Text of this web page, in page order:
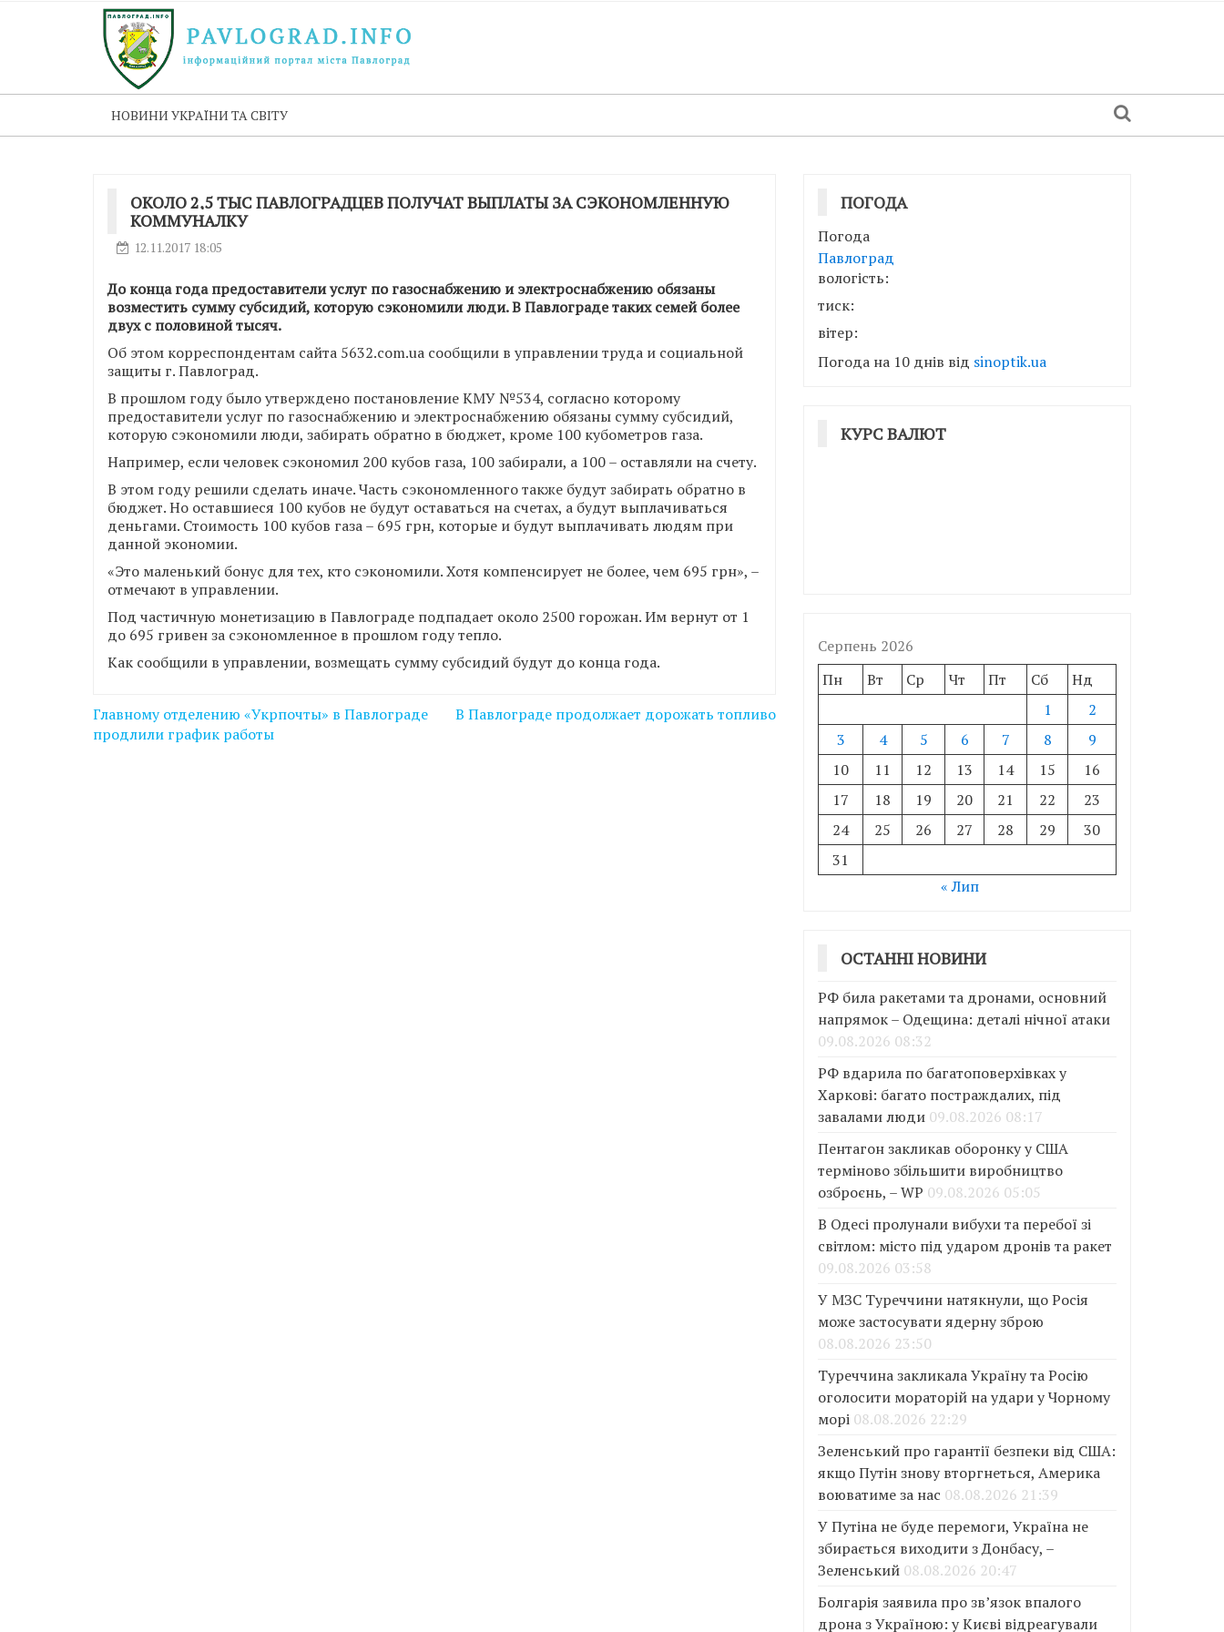
НОВИНИ УКРАЇНИ ТА СВІТУ
ОКОЛО 2,5 ТЫС ПАВЛОГРАДЦЕВ ПОЛУЧАТ ВЫПЛАТЫ ЗА СЭКОНОМЛЕННУЮ
КОММУНАЛКУ
12.11.2017 18:05
До конца года предоставители услуг по газоснабжению и электроснабжению обязаны
возместить сумму субсидий, которую сэкономили люди. В Павлограде таких семей более
двух с половиной тысяч.
Об этом корреспондентам сайта 5632.com.ua сообщили в управлении труда и социальной
защиты г. Павлоград.
В прошлом году было утверждено постановление КМУ №534, согласно которому
предоставители услуг по газоснабжению и электроснабжению обязаны сумму субсидий,
которую сэкономили люди, забирать обратно в бюджет, кроме 100 кубометров газа.
Например, если человек сэкономил 200 кубов газа, 100 забирали, а 100 – оставляли на счету.
В этом году решили сделать иначе. Часть сэкономленного также будут забирать обратно в
бюджет. Но оставшиеся 100 кубов не будут оставаться на счетах, а будут выплачиваться
деньгами. Стоимость 100 кубов газа – 695 грн, которые и будут выплачивать людям при
данной экономии.
«Это маленький бонус для тех, кто сэкономили. Хотя компенсирует не более, чем 695 грн», –
отмечают в управлении.
Под частичную монетизацию в Павлограде подпадает около 2500 горожан. Им вернут от 1
до 695 гривен за сэкономленное в прошлом году тепло.
Как сообщили в управлении, возмещать сумму субсидий будут до конца года.
Навігація
записів
Главному отделению «Укрпочты» в Павлограде
продлили график работы
В Павлограде продолжает дорожать топливо
ПОГОДА
Погода
Павлоград
вологість:
тиск:
вітер:
Погода на 10 днів від sinoptik.ua
КУРС ВАЛЮТ
Серпень 2026
Пн
Вт Ср Чт Пт Сб
Нд
1
2
3
4 5 6 7 8
9
10
11 12 13 14 15
16
17
18 19 20 21 22
23
24
25 26 27 28 29
30
31
« Лип
ОСТАННІ НОВИНИ
РФ била ракетами та дронами, основний
напрямок – Одещина: деталі нічної атаки
09.08.2026 08:32
РФ вдарила по багатоповерхівках у
Харкові: багато постраждалих, під
завалами люди 09.08.2026 08:17
Пентагон закликав оборонку у США
терміново збільшити виробництво
озброєнь, – WP 09.08.2026 05:05
В Одесі пролунали вибухи та перебої зі
світлом: місто під ударом дронів та ракет
09.08.2026 03:58
У МЗС Туреччини натякнули, що Росія
може застосувати ядерну зброю
08.08.2026 23:50
Туреччина закликала Україну та Росію
оголосити мораторій на удари у Чорному
морі 08.08.2026 22:29
Зеленський про гарантії безпеки від США:
якщо Путін знову вторгнеться, Америка
воюватиме за нас 08.08.2026 21:39
У Путіна не буде перемоги, Україна не
збирається виходити з Донбасу, –
Зеленський 08.08.2026 20:47
Болгарія заявила про зв’язок впалого
дрона з Україною: у Києві відреагували